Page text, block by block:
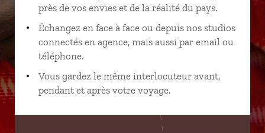
près de vos envies et de la réalité du pays.
Échangez en face à face ou depuis nos studios
connectés en agence, mais aussi par email ou
téléphone.
Vous gardez le même interlocuteur avant,
pendant et après votre voyage.